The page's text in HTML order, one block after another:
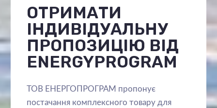
ОТРИМАТИ
ІНДИВІДУАЛЬНУ
ПРОПОЗИЦІЮ ВІД
ENERGYPROGRAM
ТОВ ЕНЕРГОПРОГРАМ пропонує
постачання комплексного товару для